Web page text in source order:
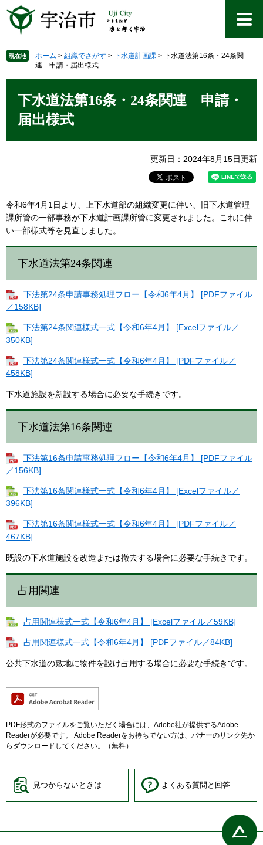
先
で
を
ば
へ
現在地 ホーム > 組織でさがす > 下水道計画課 > 下水道法第16条・24条関
連 申請・届出様式
下水道法第16条・24条関連 申請・
届出様式
更新日：2024年8月15日更新
令和6年4月1日より、上下水道部の組織変更に伴い、旧下水道管理
課所管の一部事務が下水道計画課所管に変更されました。これに伴
い一部様式等を見直しました。
下水道法第24条関連
下法第24条申請事務処理フロー【令和6年4月】 [PDFファイル
／158KB]
下法第24条関連様式一式【令和6年4月】 [Excelファイル／
350KB]
下法第24条関連様式一式【令和6年4月】 [PDFファイル／
458KB]
下水道施設を新設する場合に必要な手続きです。
下水道法第16条関連
下法第16条申請事務処理フロー【令和6年4月】 [PDFファイル
／156KB]
下法第16条関連様式一式【令和6年4月】 [Excelファイル／
396KB]
下法第16条関連様式一式【令和6年4月】 [PDFファイル／
467KB]
既設の下水道施設を改造または撤去する場合に必要な手続きです。
占用関連
占用関連様式一式【令和6年4月】 [Excelファイル／59KB]
占用関連様式一式【令和6年4月】 [PDFファイル／84KB]
公共下水道の敷地に物件を設け占用する場合に必要な手続きです。
PDF形式のファイルをご覧いただく場合には、Adobe社が提供するAdobe
Readerが必要です。
Adobe Readerをお持ちでない方は、バナーのリンク先か
らダウンロードしてください。（無料）
見つからないときは よくある質問と回答